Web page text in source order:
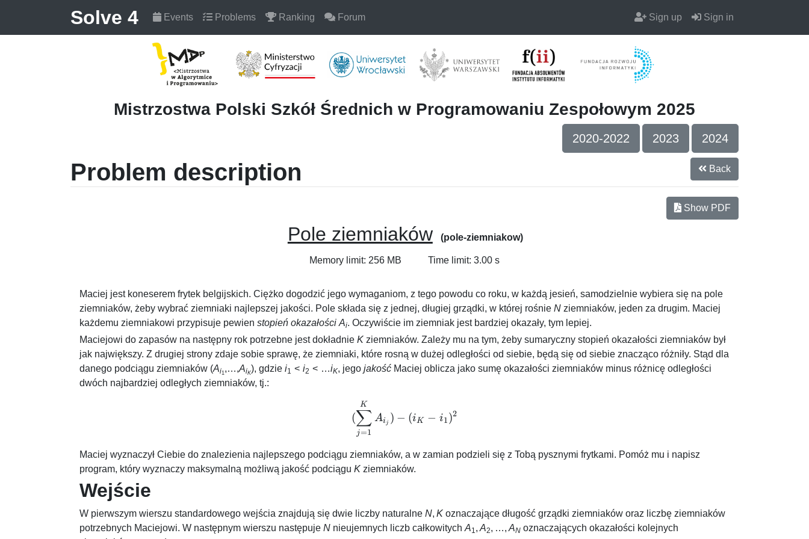
Solve 4 Events Problems Ranking Forum Sign up Sign in
Mistrzostwa Polski Szkół Średnich w Programowaniu Zespołowym 2025
2020-2022 2023 2024
Problem description Back
Show PDF
Pole ziemniaków (pole-ziemniakow)
Memory limit: 256 MB Time limit: 3.00 s
Maciej jest koneserem frytek belgijskich. Ciężko dogodzić jego wymaganiom, z tego powodu co roku, w każdą jesień, samodzielnie wybiera się na pole
ziemniaków, żeby wybrać ziemniaki najlepszej jakości. Pole składa się z jednej, długiej grządki, w której rośnie N ziemniaków, jeden za drugim. Maciej
każdemu ziemniakowi przypisuje pewien stopień okazałości Ai. Oczywiście im ziemniak jest bardziej okazały, tym lepiej.
Maciejowi do zapasów na następny rok potrzebne jest dokładnie K ziemniaków. Zależy mu na tym, żeby sumaryczny stopień okazałości ziemniaków był
jak największy. Z drugiej strony zdaje sobie sprawę, że ziemniaki, które rosną w dużej odległości od siebie, będą się od siebie znacząco różniły. Stąd dla
danego podciągu ziemniaków (Ai1,…,AiK), gdzie i1 < i2 < …iK, jego jakość Maciej oblicza jako sumę okazałości ziemniaków minus różnicę odległości
dwóch najbardziej odległych ziemniaków, tj.:
(
j=1
∑
K
Ai j ) − (iK − i1)2
Maciej wyznaczył Ciebie do znalezienia najlepszego podciągu ziemniaków, a w zamian podzieli się z Tobą pysznymi frytkami. Pomóż mu i napisz
program, który wyznaczy maksymalną możliwą jakość podciągu K ziemniaków.
Wejście
W pierwszym wierszu standardowego wejścia znajdują się dwie liczby naturalne N, K oznaczające długość grządki ziemniaków oraz liczbę ziemniaków
potrzebnych Maciejowi. W następnym wierszu następuje N nieujemnych liczb całkowitych A1 , A2, …, AN oznaczających okazałości kolejnych